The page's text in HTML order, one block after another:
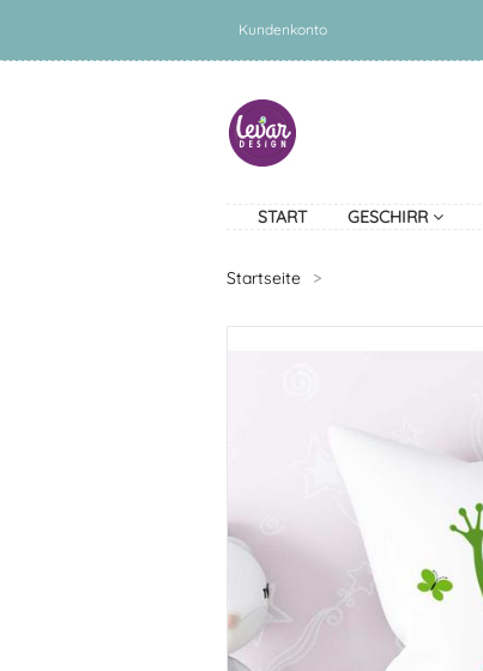
Kundenkonto
START GESCHIRR
Startseite >